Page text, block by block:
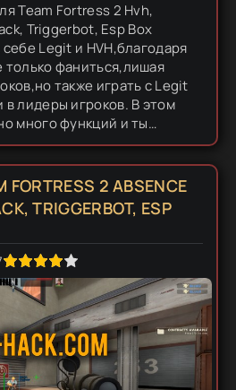
Team Fortress 2 Hvh,
Triggerbot, Esp Box
Legit и HVH,благодаря
фаниться,лишая
также играть с Legit
лидеры игроков. В этом
много функций и ты
бы создать
себя!...
2 ABSENCE
TRIGGERBOT, ESP